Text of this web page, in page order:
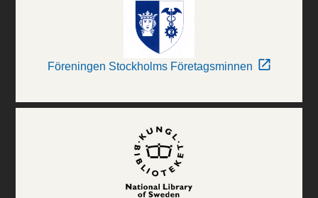
Föreningen Stockholms Företagsminnen